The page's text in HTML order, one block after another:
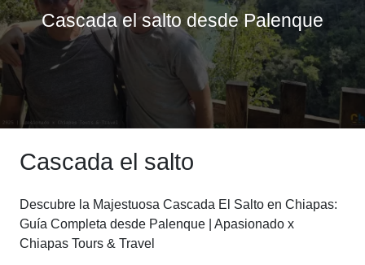
Cascada el salto desde Palenque
Cascada el salto
Descubre la Majestuosa Cascada El Salto en Chiapas:
Guía Completa desde Palenque | Apasionado x
Chiapas Tours & Travel